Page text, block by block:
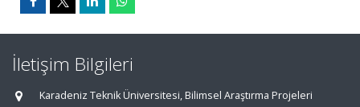
İletişim Bilgileri
Karadeniz Teknik Üniversitesi, Bilimsel Araştırma Projeleri